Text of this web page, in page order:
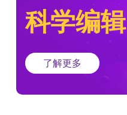
科学编辑
了解更多